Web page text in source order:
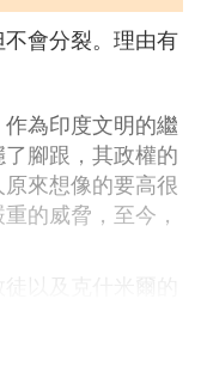
會分裂。理由有
為印度文明的繼
腳跟，其政權的
來想像的要高很
的威脅，至今，
獨立建國。另
級專政政府的納